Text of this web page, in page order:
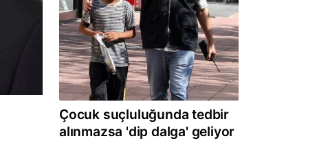
Çocuk suçluluğunda tedbir
alınmazsa 'dip dalga' geliyor